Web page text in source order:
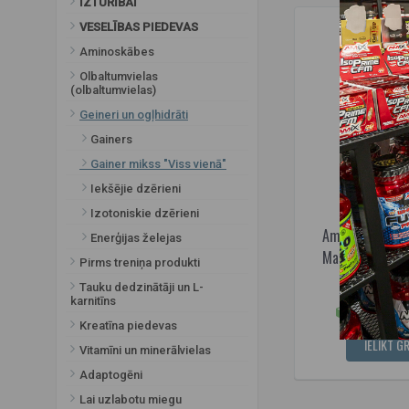
VESELĪBAS PIEDEVAS
Aminoskābes
Olbaltumvielas
(olbaltumvielas)
Geineri un ogļhidrāti
Gainers
Gainer mikss "Viss vienā"
Iekšējie dzērieni
Izotoniskie dzērieni
Enerģijas želejas
Pirms treniņa produkti
Tauku dedzinātāji un L-
karnitīns
Kreatīna piedevas
Vitamīni un minerālvielas
Adaptogēni
Lai uzlabotu miegu
Amix Nutrition
Mass
34,95€
IELIKT